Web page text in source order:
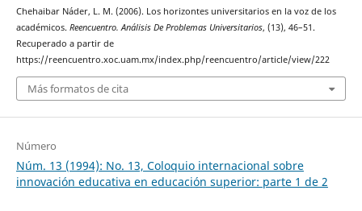
Chehaibar Náder, L. M. (2006). Los horizontes universitarios en la voz de los
académicos. Reencuentro. Análisis De Problemas Universitarios, (13), 46–51.
Recuperado a partir de
https://reencuentro.xoc.uam.mx/index.php/reencuentro/article/view/222
Más formatos de cita
Número
Núm. 13 (1994): No. 13, Coloquio internacional sobre
innovación educativa en educación superior: parte 1 de 2